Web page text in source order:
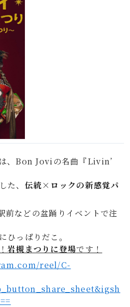
、Bon Joviの名曲『Livin’
た、 伝統×ロックの新感覚パ
前などの盆踊りイベントで注
ひっぱりだこ。
岩槻まつりに登場です！
reel/C-